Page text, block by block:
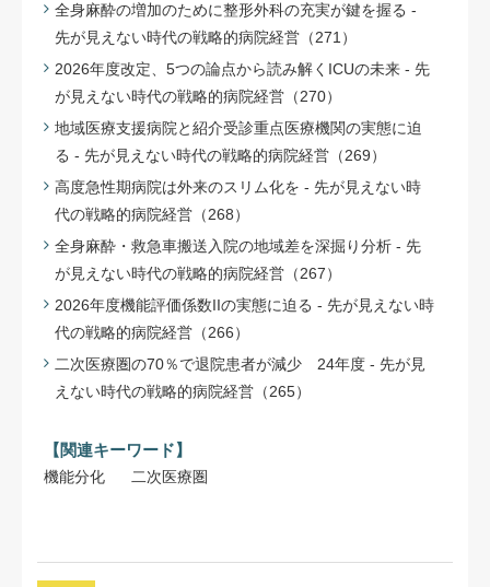
全身麻酔の増加のために整形外科の充実が鍵を握る -
先が見えない時代の戦略的病院経営（271）
2026年度改定、5つの論点から読み解くICUの未来 - 先
が見えない時代の戦略的病院経営（270）
地域医療支援病院と紹介受診重点医療機関の実態に迫
る - 先が見えない時代の戦略的病院経営（269）
高度急性期病院は外来のスリム化を - 先が見えない時
代の戦略的病院経営（268）
全身麻酔・救急車搬送入院の地域差を深掘り分析 - 先
が見えない時代の戦略的病院経営（267）
2026年度機能評価係数IIの実態に迫る - 先が見えない時
代の戦略的病院経営（266）
二次医療圏の70％で退院患者が減少 24年度 - 先が見
えない時代の戦略的病院経営（265）
【関連キーワード】
機能分化 二次医療圏